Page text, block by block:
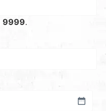
9999.